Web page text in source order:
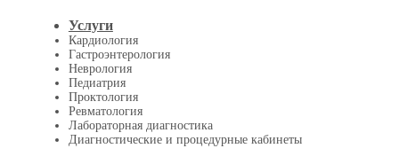
Услуги
Кардиология
Гастроэнтерология
Неврология
Педиатрия
Проктология
Ревматология
Лабораторная диагностика
Диагностические и процедурные кабинеты